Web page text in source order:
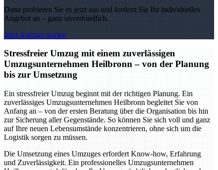
Dann probieren Sie es jetzt aus und fordern Sie Ihr individuelles
Angebot an – ganz unverbindlich.
Jetzt Anfrage starten
Stressfreier Umzug mit einem zuverlässigen
Umzugsunternehmen Heilbronn – von der Planung
bis zur Umsetzung
Ein stressfreier Umzug beginnt mit der richtigen Planung. Ein
zuverlässiges Umzugsunternehmen Heilbronn begleitet Sie von
Anfang an – von der ersten Beratung über die Organisation bis hin
zur Sicherung aller Gegenstände. So können Sie sich voll und ganz
auf Ihre neuen Lebensumstände konzentrieren, ohne sich um die
Logistik sorgen zu müssen.
Die Umsetzung eines Umzuges erfordert Know-how, Erfahrung
und Zuverlässigkeit. Ein professionelles Umzugsunternehmen